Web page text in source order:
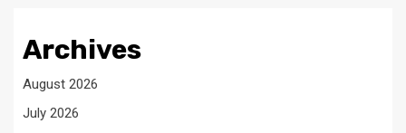
Archives
August 2026
July 2026